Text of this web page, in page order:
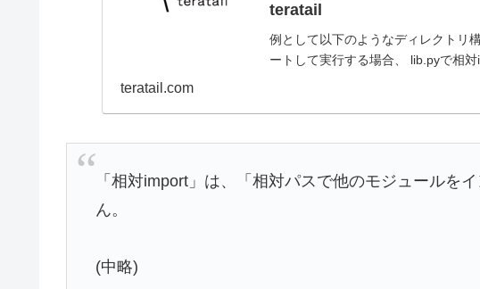
teratail
例として以下のようなディレクトリ
ートして実行する場合、 lib.pyで相
teratail.com
「相対import」は、「相対パスで他のモジュールを
ん。
(中略)